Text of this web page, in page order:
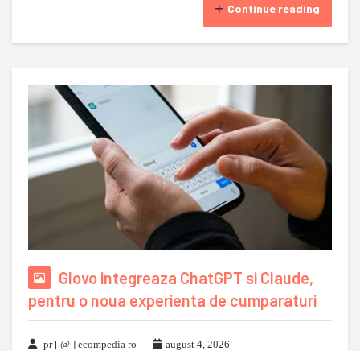
Continue reading
Glovo integreaza ChatGPT si Claude,
pentru o noua experienta de cumparaturi
pr [ @ ] ecompedia ro
august 4, 2026